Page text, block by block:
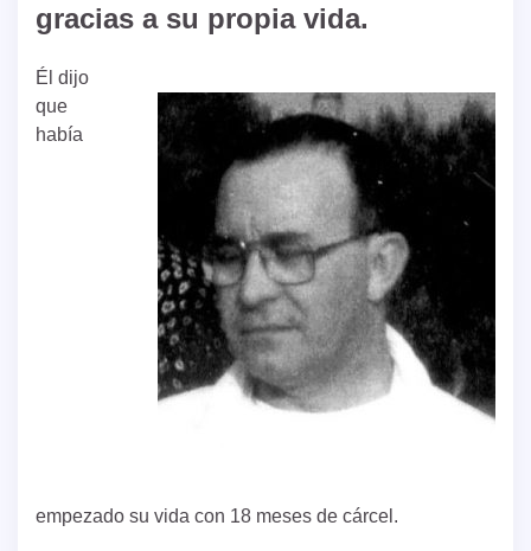
gracias a su propia vida.
Él dijo
que
había
empezado su vida con 18 meses de cárcel.